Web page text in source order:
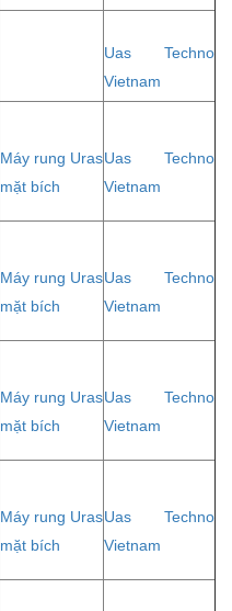
Uas Techno
Vietnam
Máy rung Uras
mặt bích
Uas Techno
Vietnam
Máy rung Uras
mặt bích
Uas Techno
Vietnam
Máy rung Uras
mặt bích
Uas Techno
Vietnam
Máy rung Uras
mặt bích
Uas Techno
Vietnam